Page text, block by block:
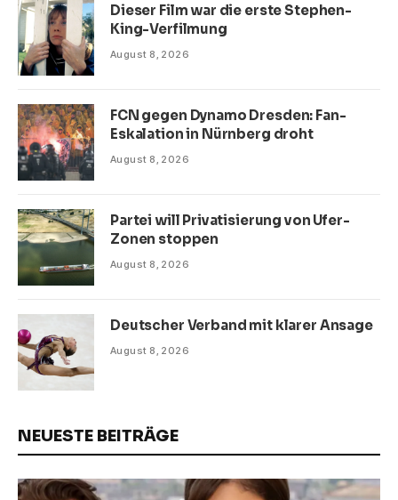
Dieser Film war die erste Stephen-
King-Verfilmung
August 8, 2026
FCN gegen Dynamo Dresden: Fan-
Eskalation in Nürnberg droht
August 8, 2026
Partei will Privatisierung von Ufer-
Zonen stoppen
August 8, 2026
Deutscher Verband mit klarer Ansage
August 8, 2026
NEUESTE BEITRÄGE